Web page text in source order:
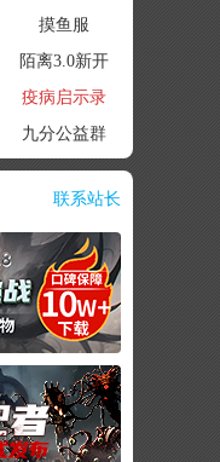
摸鱼服
陌离3.0新开
疫病启示录
九分公益群
联系站长